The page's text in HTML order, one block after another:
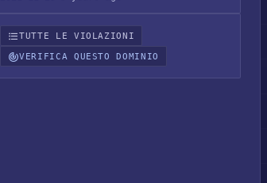
TUTTE LE VIOLAZIONI
VERIFICA QUESTO DOMINIO